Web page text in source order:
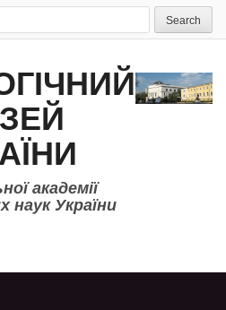
академії
наук України